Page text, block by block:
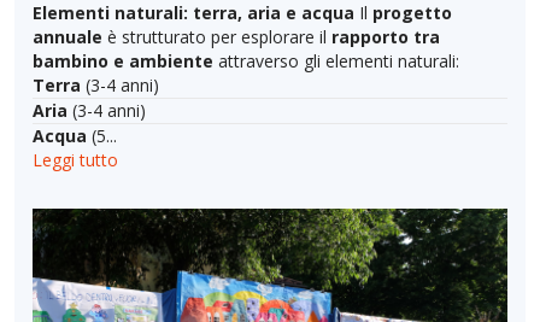
Elementi naturali: terra, aria e acqua Il progetto
annuale è strutturato per esplorare il rapporto tra
bambino e ambiente attraverso gli elementi naturali:
Terra (3-4 anni)
Aria (3-4 anni)
Acqua (5...
Leggi tutto